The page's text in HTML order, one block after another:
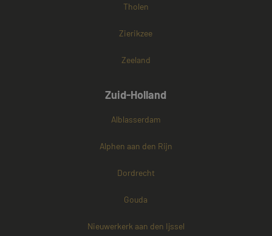
Tholen
Zierikzee
Zeeland
Zuid-Holland
Alblasserdam
Alphen aan den Rijn
Dordrecht
Gouda
Nieuwerkerk aan den Ijssel